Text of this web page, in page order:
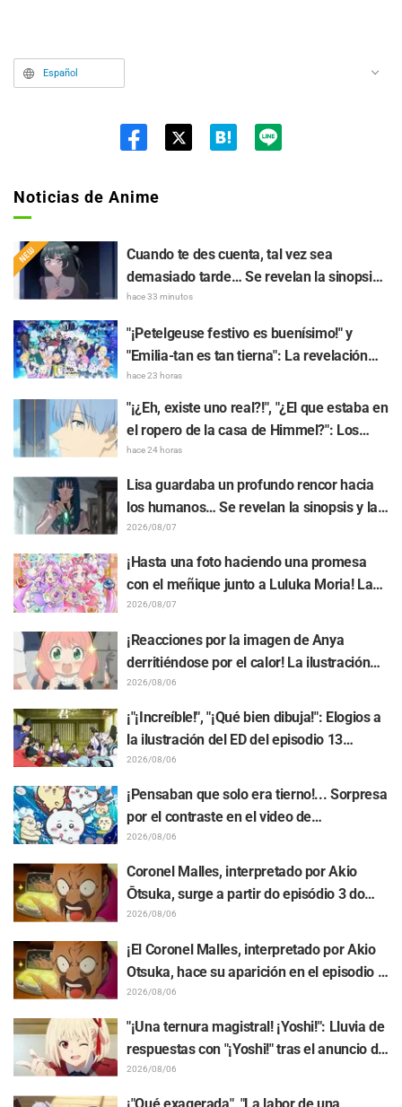
Español
Noticias de Anime
Cuando te des cuenta, tal vez sea
demasiado tarde… Se revelan la sinopsis
y fotogramas del episodio 8 del anime
hace 33 minutos
"¡Petelgeuse festivo es buenísimo!" y
"Emilia-tan es tan tierna": La revelación
del arte visual del evento del 10.º
aniversario del anime "Re:ZERO -Starting
Life in Another World-" genera gran
entusiasmo
hace 23 horas
"¡¿Eh, existe uno real?!", "¿El que estaba en
el ropero de la casa de Himmel?": Los
fans quedan perplejos ante la revelación
del "Cuerno del Dragón Oscuro" que
apareció en el episodio 1 de "Frieren: Más
hace 24 horas
Lisa guardaba un profundo rencor hacia
los humanos… Se revelan la sinopsis y las
primeras imágenes del episodio 6 del
anime “Goodbye, Lara”
2026/08/07
¡Hasta una foto haciendo una promesa
con el meñique junto a Luluka Moria! La
publicación de Nao Tōyama, la actriz de
voz de "Star Detective Precure!", al asistir
al Dream Stage genera repercusión con
comentarios como "¡Es una doble Arcana!"
2026/08/07
¡Reacciones por la imagen de Anya
derritiéndose por el calor! La ilustración
promocional de "SPY x FAMILY" provoca
comentarios como: "Anya se está
derritiendo"
2026/08/06
¡"¡Increíble!", "¡Qué bien dibuja!": Elogios a
la ilustración del ED del episodio 13
realizada por Asaki Yuikawa, actriz de voz
del protagonista de "The Elusive Samurai"
2026/08/06
¡Pensaban que solo era tierno!... Sorpresa
por el contraste en el video de
preparación previa al estreno de la
película de "Chiikawa": "Es más crudo de
lo imaginado", "Hablan puro de trabajo"
2026/08/06
Coronel Malles, interpretado por Akio
Ōtsuka, surge a partir do episódio 3 do
anime de TV "The Ghost in the Shell"!
Comentário do elenco e arte final são
revelados
2026/08/06
¡El Coronel Malles, interpretado por Akio
Otsuka, hace su aparición en el episodio 3
del anime de TV "The Ghost in the Shell"!
Revelan comentarios del elenco y la
tarjeta final (endcard)
2026/08/06
"¡Una ternura magistral! ¡Yoshi!": Lluvia de
respuestas con "¡Yoshi!" tras el anuncio de
la colaboración entre "Lycoris Recoil" y
2026/08/06